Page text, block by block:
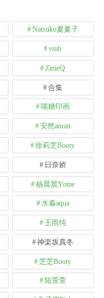
Natsuko夏夏子
vmb
ZinieQ
合集
喵糖印画
安然anran
徐莉芝Booty
日奈娇
杨晨晨Yome
水淼aqua
王雨纯
神楽坂真冬
芝芝Booty
陆萱萱